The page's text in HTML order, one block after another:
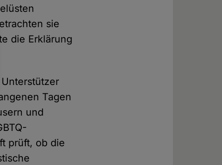
sie
die Erklärung
Tagen
und
prüft, ob die